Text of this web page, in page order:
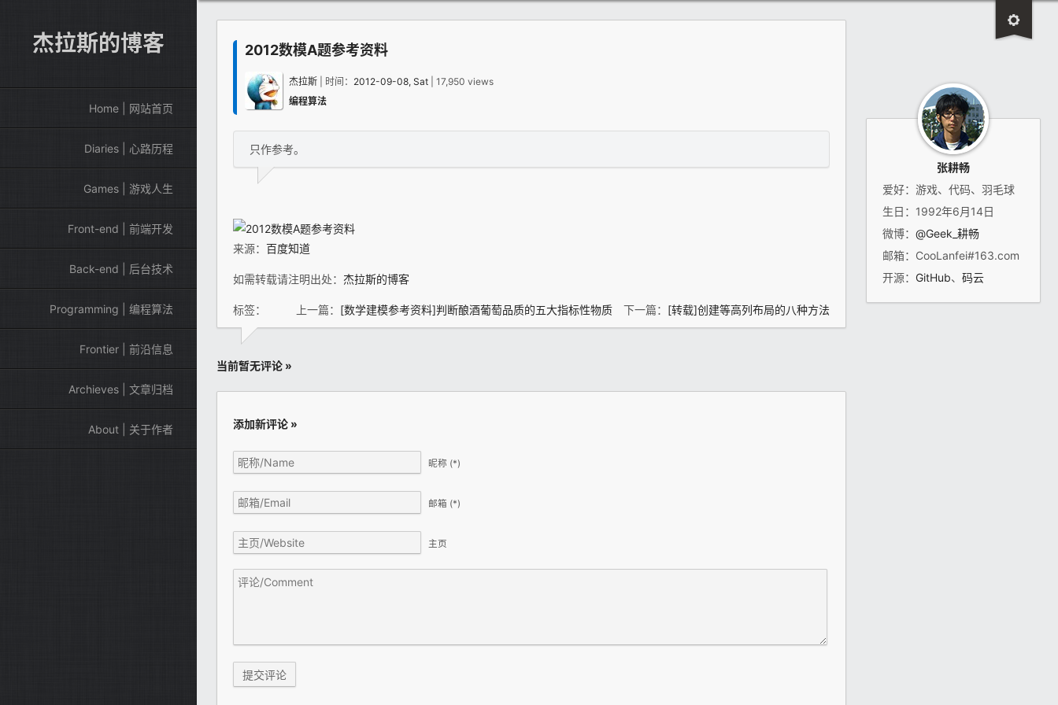
2012数模A题参考资料
杰拉斯 | 时间： 2012-09-08, Sat | 17,950 views
编程算法
只作参考。
来源： 百度知道
如需转载请注明出处： 杰拉斯的博客
标签： 上一篇： [数学建模参考资料]判断酿酒葡萄品质的五大指标性物质 下一篇： [转载]创建等高列布局的八种方法
当前暂无评论 »
添加新评论 »
昵称 (*)
邮箱 (*)
主页
杰拉斯的博客
Home | 网站首页
Diaries | 心路历程
Games | 游戏人生
Front-end | 前端开发
Back-end | 后台技术
Programming | 编程算法
Frontier | 前沿信息
Archieves | 文章归档
About | 关于作者
张耕畅
爱好：游戏、代码、羽毛球
生日：1992年6月14日
微博： @Geek_耕畅
邮箱：CooLanfei#163.com
开源： GitHub、 码云